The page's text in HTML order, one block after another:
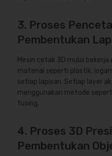
3. Proses
Pembentukan
Mesin cetak 3D mulai
material seperti plastik,
setiap lapisan. Setiap layer
menggunakan metode
fusing.
4. Proses 3D
Pembentukan